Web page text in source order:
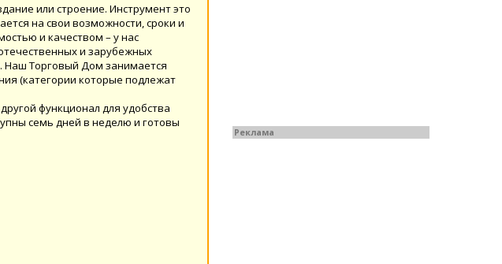
или строение. Инструмент это
на свои возможности, сроки и
и качеством – у нас
и зарубежных
Наш Торговый Дом занимается
(категории которые подлежат
функционал для удобства
семь дней в неделю и готовы
Реклама